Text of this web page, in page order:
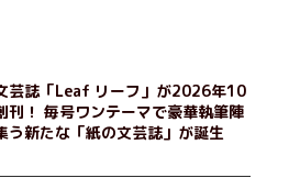
「台湾映画祭」を催したり。50代
情とささやかな幸せの日々を描く。
芸誌「Leaf リーフ」が2026年10
刊！ 毎号ワンテーマで豪華執筆陣
う新たな「紙の文芸誌」が誕生